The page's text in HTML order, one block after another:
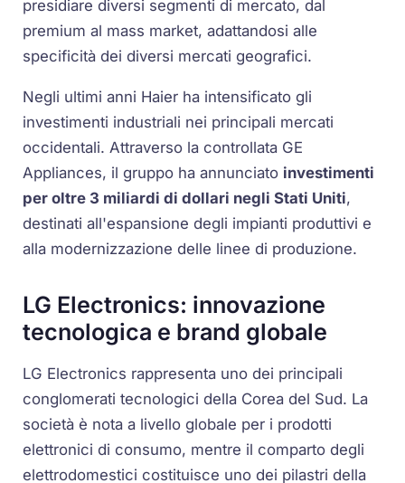
presidiare diversi segmenti di mercato, dal
premium al mass market, adattandosi alle
specificità dei diversi mercati geografici.
Negli ultimi anni Haier ha intensificato gli
investimenti industriali nei principali mercati
occidentali. Attraverso la controllata GE
Appliances, il gruppo ha annunciato investimenti
per oltre 3 miliardi di dollari negli Stati Uniti,
destinati all'espansione degli impianti produttivi e
alla modernizzazione delle linee di produzione.
LG Electronics: innovazione
tecnologica e brand globale
LG Electronics rappresenta uno dei principali
conglomerati tecnologici della Corea del Sud. La
società è nota a livello globale per i prodotti
elettronici di consumo, mentre il comparto degli
elettrodomestici costituisce uno dei pilastri della